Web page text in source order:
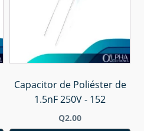
Capacitor de Poliéster de
1.5nF 250V - 152
Q2.00